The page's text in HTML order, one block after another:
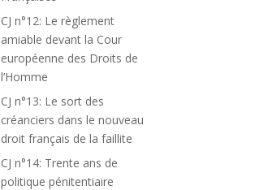
CJ n°12: Le règlement
amiable devant la Cour
européenne des Droits de
l’Homme
CJ n°13: Le sort des
créanciers dans le nouveau
droit français de la faillite
CJ n°14: Trente ans de
politique pénitentiaire